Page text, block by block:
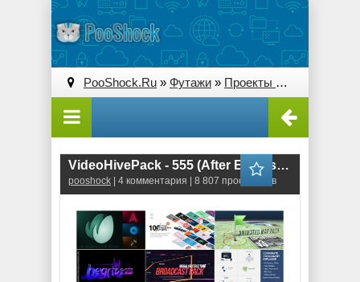
PooShock.Ru » Футажи » Проекты After Effects
VideoHivePack - 555 (After Effects Projects Pack)
pooshock | 4 комментария | 8 807 просмотров